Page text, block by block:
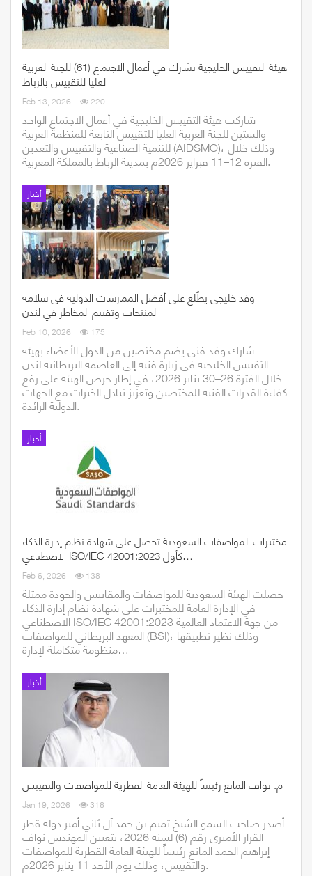
هيئة التقييس الخليجية تشارك في أعمال الاجتماع (61) للجنة العربية
العليا للتقييس بالرباط
Feb 13, 2026 220
شاركت هيئة التقييس الخليجية في أعمال الاجتماع الواحد
والستين للجنة العربية العليا للتقييس التابعة للمنظمة العربية
للتنمية الصناعية والتقييس والتعدين (AIDSMO)، وذلك خلال
الفترة 12–11 فبراير 2026م بمدينة الرباط بالمملكة المغربية.
أخبار
وفد خليجي يطّلع على أفضل الممارسات الدولية في سلامة
المنتجات وتقييم المخاطر في لندن
Feb 10, 2026 175
شارك وفد فني يضم مختصين من الدول الأعضاء بهيئة
التقييس الخليجية في زيارة فنية إلى العاصمة البريطانية لندن
خلال الفترة 26–30 يناير 2026، في إطار حرص الهيئة على رفع
كفاءة القدرات الفنية للمختصين وتعزيز تبادل الخبرات مع الجهات
الدولية الرائدة.
أخبار
مختبرات المواصفات السعودية تحصل على شهادة نظام إدارة الذكاء
الاصطناعي ISO/IEC 42001:2023 كأول…
Feb 6, 2026 138
حصلت الهيئة السعودية للمواصفات والمقاييس والجودة ممثلة
في الإدارة العامة للمختبرات على شهادة نظام إدارة الذكاء
الاصطناعي ISO/IEC 42001:2023 من جهة الاعتماد العالمية
المعهد البريطاني للمواصفات (BSI)، وذلك نظير تطبيقها
منظومة متكاملة لإدارة…
أخبار
م. نواف المانع رئيساً للهيئة العامة القطرية للمواصفات والتقييس
Jan 19, 2026 316
أصدر صاحب السمو الشيخ تميم بن حمد آل ثاني أمير دولة قطر
القرار الأميري رقم (6) لسنة 2026، بتعيين المهندس نواف
إبراهيم الحمد المانع رئيساً للهيئة العامة القطرية للمواصفات
والتقييس، وذلك يوم الأحد 11 يناير 2026م.